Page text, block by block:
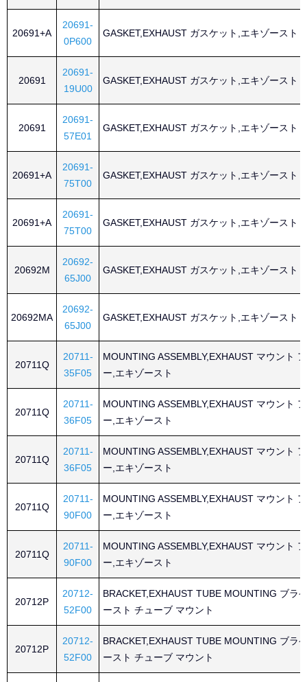
20691+A
20691-
0P600
GASKET,EXHAUST ガスケット,エキゾースト
20691
20691-
19U00
GASKET,EXHAUST ガスケット,エキゾースト
20691
20691-
57E01
GASKET,EXHAUST ガスケット,エキゾースト
20691+A
20691-
75T00
GASKET,EXHAUST ガスケット,エキゾースト
20691+A
20691-
75T00
GASKET,EXHAUST ガスケット,エキゾースト
20692M
20692-
65J00
GASKET,EXHAUST ガスケット,エキゾースト
20692MA
20692-
65J00
GASKET,EXHAUST ガスケット,エキゾースト
20711Q
20711-
35F05
MOUNTING ASSEMBLY,EXHAUST マウント
ー,エキゾースト
20711Q
20711-
36F05
MOUNTING ASSEMBLY,EXHAUST マウント
ー,エキゾースト
20711Q
20711-
36F05
MOUNTING ASSEMBLY,EXHAUST マウント
ー,エキゾースト
20711Q
20711-
90F00
MOUNTING ASSEMBLY,EXHAUST マウント
ー,エキゾースト
20711Q
20711-
90F00
MOUNTING ASSEMBLY,EXHAUST マウント
ー,エキゾースト
20712P
20712-
52F00
BRACKET,EXHAUST TUBE MOUNTING ブラ
ースト チューブ マウント
20712P
20712-
52F00
BRACKET,EXHAUST TUBE MOUNTING ブラ
ースト チューブ マウント